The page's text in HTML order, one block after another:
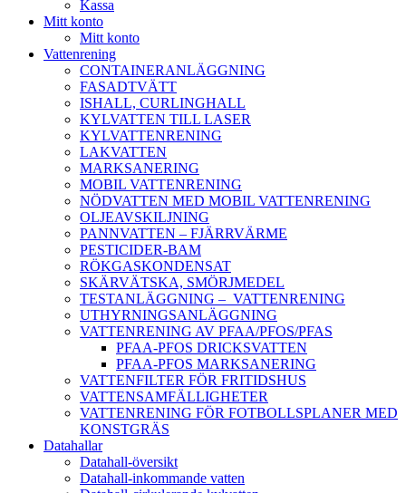
Kassa
Mitt konto
Mitt konto
Vattenrening
CONTAINERANLÄGGNING
FASADTVÄTT
ISHALL, CURLINGHALL
KYLVATTEN TILL LASER
KYLVATTENRENING
LAKVATTEN
MARKSANERING
MOBIL VATTENRENING
NÖDVATTEN MED MOBIL VATTENRENING
OLJEAVSKILJNING
PANNVATTEN – FJÄRRVÄRME
PESTICIDER-BAM
RÖKGASKONDENSAT
SKÄRVÄTSKA, SMÖRJMEDEL
TESTANLÄGGNING – VATTENRENING
UTHYRNINGSANLÄGGNING
VATTENRENING AV PFAA/PFOS/PFAS
PFAA-PFOS DRICKSVATTEN
PFAA-PFOS MARKSANERING
VATTENFILTER FÖR FRITIDSHUS
VATTENSAMFÄLLIGHETER
VATTENRENING FÖR FOTBOLLSPLANER MED
KONSTGRÄS
Datahallar
Datahall-översikt
Datahall-inkommande vatten